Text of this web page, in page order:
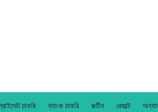
চাকরি ব্যাংক চাকরি রুটিন রেজাল্ট